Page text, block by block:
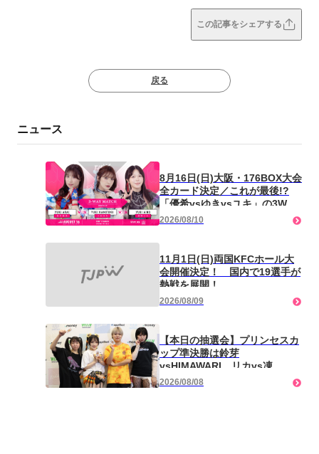
この記事をシェアする
戻る
ニュース
8月16日(日)大阪・176BOX大会
全カード決定／これが最後!?
「優希vsゆきvsユキ」の3WAY
マッチ！ 瑞希vs志音、千花vs
ット半券提示でサイン入り非売
品ポスターをプレゼント！
2026/08/10
11月1日(日)両国KFCホール大
会開催決定！ 国内で19選手が
熱戦を展開！
2026/08/09
【本日の抽選会】プリンセスカ
ップ準決勝は鈴芽
vsHIMAWARI、リカvs凍
雅！ 「強いスズメバチとして
2026/08/08